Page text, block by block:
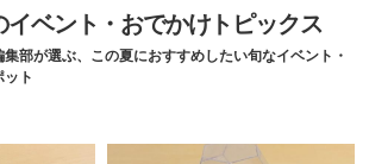
イベント・おでかけトピックス
部が選ぶ、この夏におすすめしたい旬なイベント・
ト